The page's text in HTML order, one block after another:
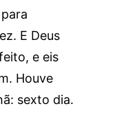
E Deus
e eis
Houve
sexto dia.